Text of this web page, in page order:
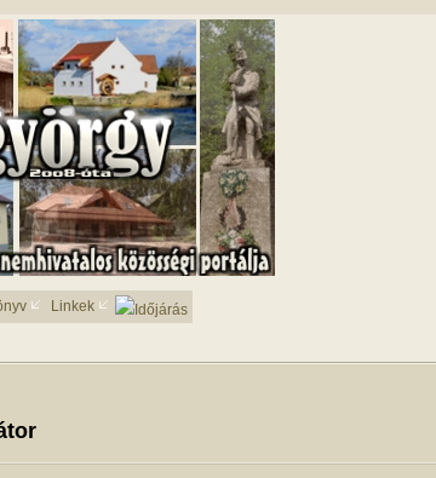
Linkek Időjárás